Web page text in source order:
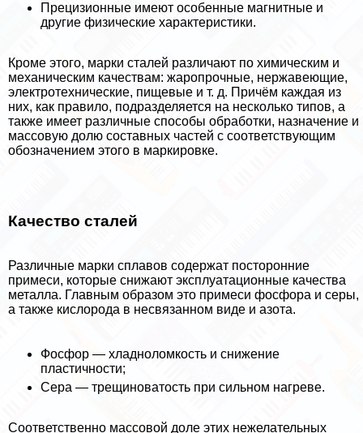
Прецизионные имеют особенные магнитные и
другие физические хаpaктеристики.
Кроме этого, марки сталей различают по химическим и
механическим качествам: жаропрочные, нержавеющие,
электротехнические, пищевые и т. д. Причём каждая из
них, как правило, подразделяется на несколько типов, а
также имеет различные способы обработки, назначение и
массовую долю составных частей с соответствующим
обозначением этого в маркировке.
Качество сталей
Различные марки сплавов содержат посторонние
примеси, которые снижают эксплуатационные качества
металла. Главным образом это примеси фосфора и серы,
а также кислорода в несвязанном виде и азота.
Фосфор — хладноломкость и снижение
пластичности;
Сера — трещиноватость при сильном нагреве.
Соответственно массовой доле этих нежелательных